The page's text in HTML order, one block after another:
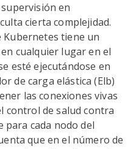
en
cierta complejidad.
Kubernetes tiene un
cualquier lugar en el
esté ejecutándose en
de carga elástica (Elb)
las conexiones vivas
control de salud contra
para cada nodo del
que en el número de